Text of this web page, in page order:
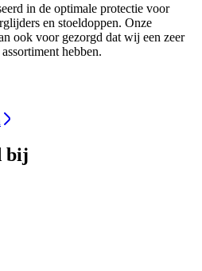
in de optimale protectie voor
en stoeldoppen. Onze
ook voor gezorgd dat wij een zeer
hebben.
bij